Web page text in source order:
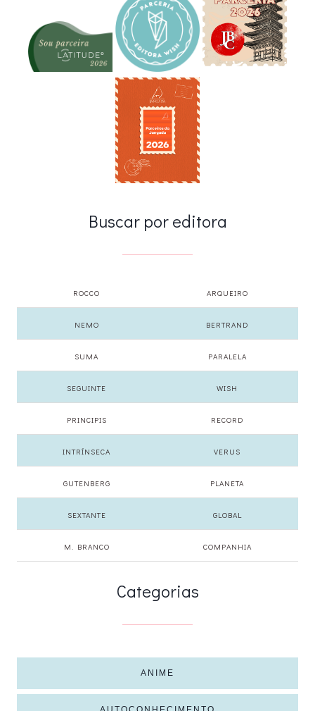
Buscar por editora
ROCCO ARQUEIRO
NEMO BERTRAND
SUMA PARALELA
SEGUINTE WISH
PRINCIPIS RECORD
INTRÍNSECA VERUS
GUTENBERG PLANETA
SEXTANTE GLOBAL
M. BRANCO COMPANHIA
Categorias
ANIME